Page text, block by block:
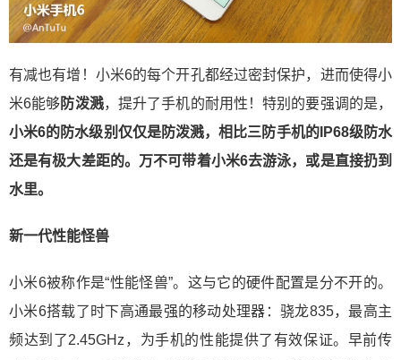
有减也有增！小米6的每个开孔都经过密封保护，进而使得小
米6能够防泼溅，提升了手机的耐用性！特别的要强调的是，
小米6的防水级别仅仅是防泼溅，相比三防手机的IP68级防水
还是有极大差距的。万不可带着小米6去游泳，或是直接扔到
水里。
新一代性能怪兽
小米6被称作是“性能怪兽”。这与它的硬件配置是分不开的。
小米6搭载了时下高通最强的移动处理器：骁龙835，最高主
频达到了2.45GHz，为手机的性能提供了有效保证。早前传